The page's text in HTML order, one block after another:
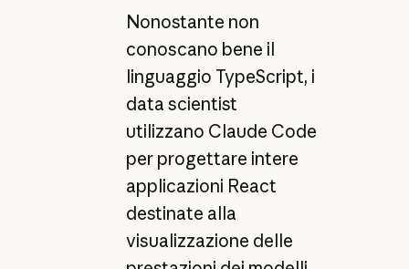
Nonostante non
conoscano bene il
linguaggio TypeScript, i
data scientist
utilizzano Claude Code
per progettare intere
applicazioni React
destinate alla
visualizzazione delle